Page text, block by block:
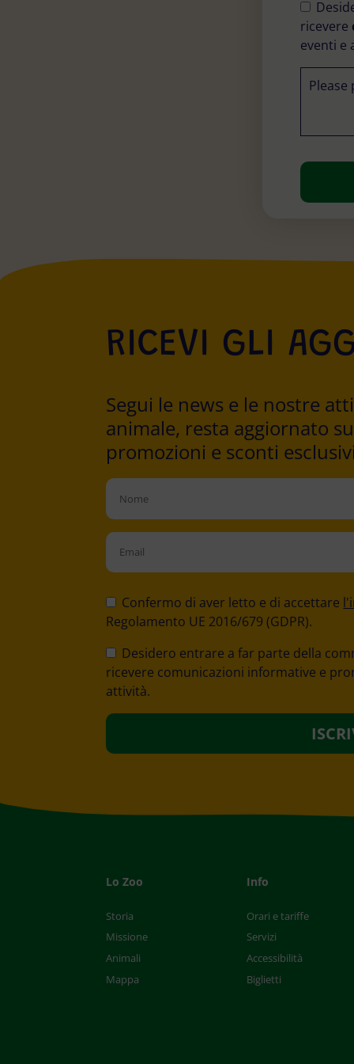
empty.
ricevere
eventi e
RICEVI GLI
Segui le news e le nostre
animale, resta aggiornato
promozioni e sconti
leave
this
empty.
Confermo di aver letto e di accettare
Regolamento UE 2016/679 (GDPR).
Desidero entrare a far parte della
ricevere comunicazioni informative e
attività.
Lo Zoo
Storia
Missione
Animali
Mappa
Info
Orari e tariffe
Servizi
Accessibilità
Biglietti